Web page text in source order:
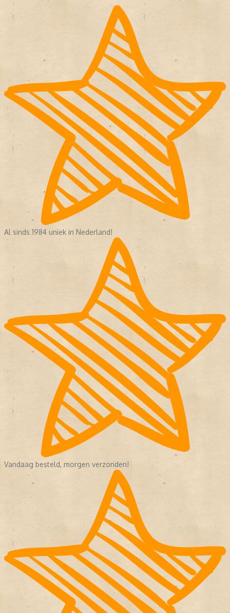
Al sinds 1984 uniek in Nederland!
Vandaag besteld, morgen verzonden!